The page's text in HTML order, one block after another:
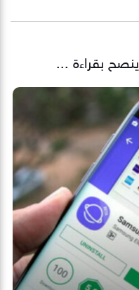
ينصح بقراءة ...